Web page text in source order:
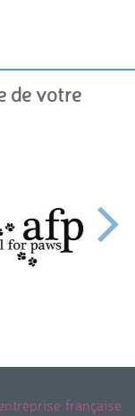
de votre
française